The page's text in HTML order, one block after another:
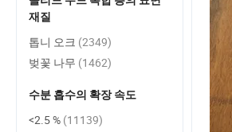
재질
톱니 오크 (2349)
벚꽃 나무 (1462)
수분 흡수의 확장 속도
<2.5 % (11139)